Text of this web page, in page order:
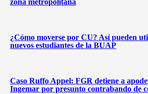
¿Cómo moverse por CU? Así pueden
nuevos estudiantes de la BUAP
Caso Ruffo Appel: FGR detiene a
Ingemar por presunto contrabando de